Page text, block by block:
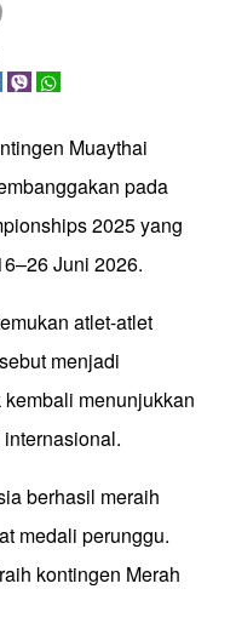
Muaythai
pada
2025 yang
Juni 2026.
atlet-atlet
menjadi
menunjukkan
berhasil meraih
medali perunggu.
kontingen Merah